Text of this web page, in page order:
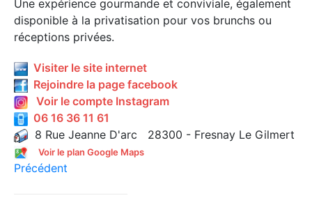
Une expérience gourmande et conviviale, également
disponible à la privatisation pour vos brunchs ou
réceptions privées.
Visiter le site internet
Rejoindre la page facebook
Voir le compte Instagram
06 16 36 11 61
8 Rue Jeanne D'arc 28300 - Fresnay Le Gilmert
Voir le plan Google Maps
Précédent